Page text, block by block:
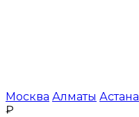
Москва Алматы Астана
₽